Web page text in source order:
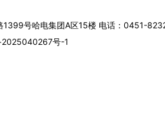
1399号哈电集团A区15楼 电话：0451-
2025040267号-1